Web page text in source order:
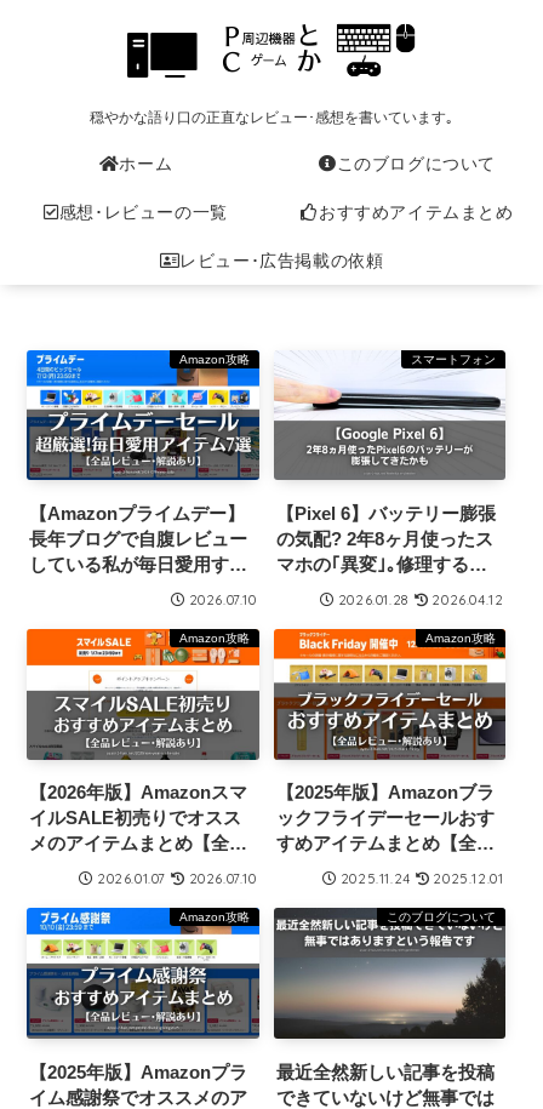
穏やかな語り口の正直なレビュー･感想を書いています｡
ホーム このブログについて
感想･レビューの一覧 おすすめアイテムまとめ
レビュー･広告掲載の依頼
Amazon攻略
【Amazonプライムデー】
長年ブログで自腹レビュー
している私が毎日愛用する
2026.07.10
スマートフォン
【Pixel 6】バッテリー膨張
の気配? 2年8ヶ月使ったス
マホの｢異変｣｡修理するか､
買い換えるか…
2026.01.28 2026.04.12
Amazon攻略
【2026年版】Amazonスマ
イルSALE初売りでオスス
メのアイテムまとめ【全品
解説あり】2026.01.07 2026.07.10
Amazon攻略
【2025年版】Amazonブラ
ックフライデーセールおす
すめアイテムまとめ【全品
レビュー･解説付き】
2025.11.24 2025.12.01
Amazon攻略
【2025年版】Amazonプラ
イム感謝祭でオススメのア
このブログについて
最近全然新しい記事を投稿
できていないけど無事では